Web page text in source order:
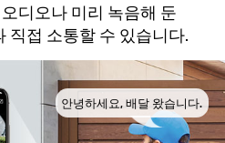
디오나 미리 녹음해 둔
직접 소통할 수 있습니다.
안녕하세요, 배달 왔습니다.